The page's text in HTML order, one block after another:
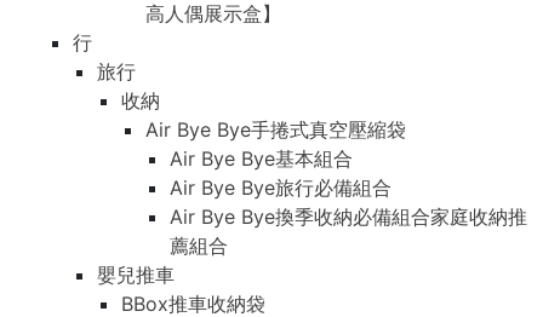
高人偶展示盒】
行
旅行
收納
Air Bye Bye手捲式真空壓縮袋
Air Bye Bye基本組合
Air Bye Bye旅行必備組合
Air Bye Bye換季收納必備組合家庭收納推
薦組合
嬰兒推車
BBox推車收納袋